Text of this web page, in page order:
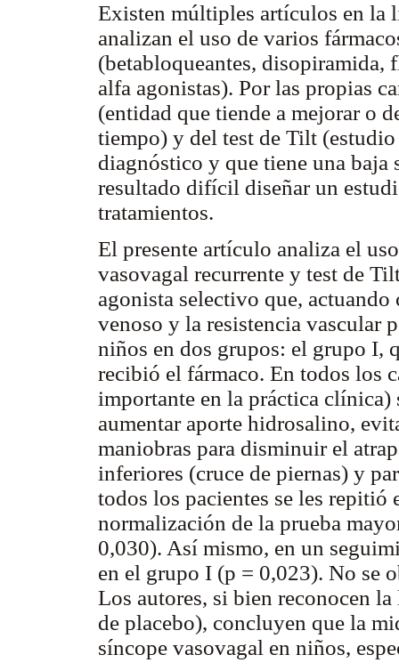
Existen múltiples artículos en la
analizan el uso de varios
(betabloqueantes,
alfa agonistas). Por las propias
(entidad que tiende a mejorar o
tiempo) y del test de Tilt
diagnóstico y que tiene una
resultado difícil diseñar un
tratamientos.
El presente artículo analiza el
vasovagal recurrente y test de
agonista selectivo que,
venoso y la resistencia vascular
niños en dos grupos: el grupo I,
recibió el fármaco. En todos los
importante en la práctica
aumentar aporte hidrosalino,
maniobras para disminuir el
inferiores (cruce de piernas) y
todos los pacientes se les repitió
normalización de la prueba
0,030). Así mismo, en un
en el grupo I (p = 0,023). No se
Los autores, si bien reconocen
de placebo), concluyen que la
síncope vasovagal en niños,